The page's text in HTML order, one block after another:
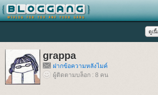
grappa
ฝากข้อความหลังไมค์
ผู้ติดตามบล็อก : 8 คน